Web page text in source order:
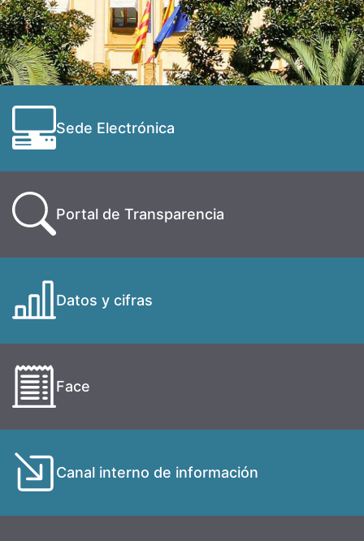
Sede Electrónica
Portal de Transparencia
Datos y cifras
Face
Canal interno de información